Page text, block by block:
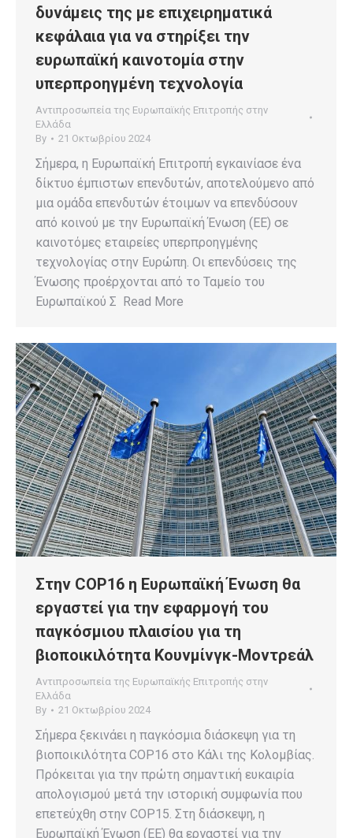
δυνάμεις της με επιχειρηματικά
κεφάλαια για να στηρίξει την
ευρωπαϊκή καινοτομία στην
υπερπροηγμένη τεχνολογία
Αντιπροσωπεία της Ευρωπαϊκής Επιτροπής στην
Ελλάδα
By
21 Οκτωβρίου 2024
Σήμερα, η Ευρωπαϊκή Επιτροπή εγκαινίασε ένα
δίκτυο έμπιστων επενδυτών, αποτελούμενο από
μια ομάδα επενδυτών έτοιμων να επενδύσουν
από κοινού με την Ευρωπαϊκή Ένωση (ΕΕ) σε
καινοτόμες εταιρείες υπερπροηγμένης
τεχνολογίας στην Ευρώπη. Οι επενδύσεις της
Ένωσης προέρχονται από το Ταμείο του
Ευρωπαϊκού Σ Read More
Στην COP16 η Ευρωπαϊκή Ένωση θα
εργαστεί για την εφαρμογή του
παγκόσμιου πλαισίου για τη
βιοποικιλότητα Κουνμίνγκ-Μοντρεάλ
Αντιπροσωπεία της Ευρωπαϊκής Επιτροπής στην
Ελλάδα
By
21 Οκτωβρίου 2024
Σήμερα ξεκινάει η παγκόσμια διάσκεψη για τη
βιοποικιλότητα COP16 στο Κάλι της Κολομβίας.
Πρόκειται για την πρώτη σημαντική ευκαιρία
απολογισμού μετά την ιστορική συμφωνία που
επετεύχθη στην COP15. Στη διάσκεψη, η
Ευρωπαϊκή Ένωση (ΕΕ) θα εργαστεί για την